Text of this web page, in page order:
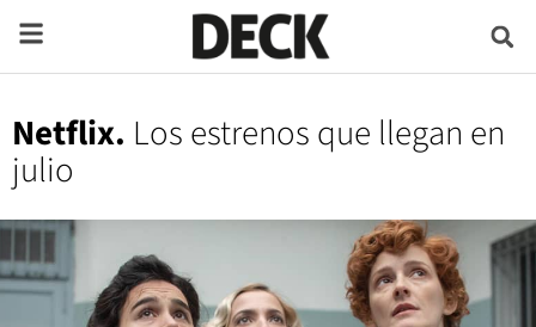
Netflix. Los estrenos que llegan en
julio